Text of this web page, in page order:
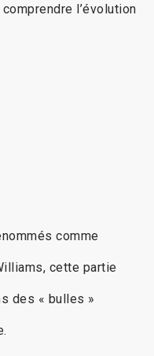
l’évolution
comme
cette partie
des « bulles »